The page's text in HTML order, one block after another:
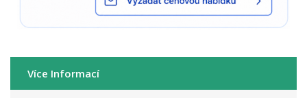
Více Informací